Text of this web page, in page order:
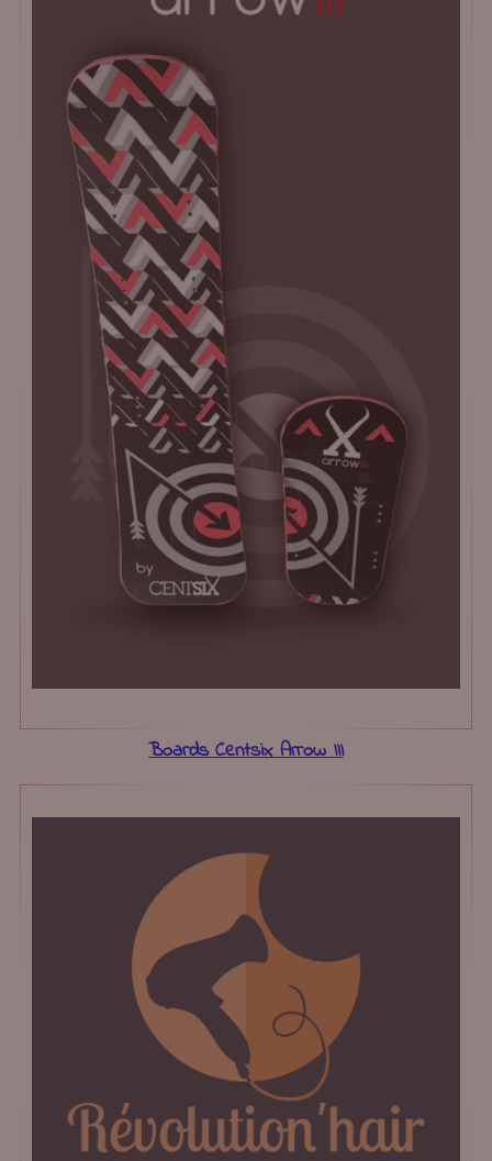
Boards Centsix Arrow III